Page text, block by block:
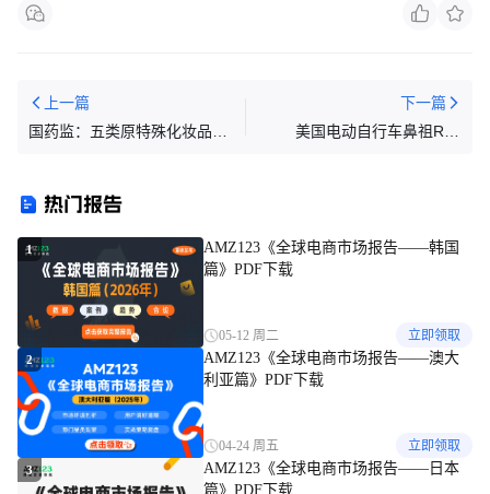
上一篇
国药监：五类原特殊化妆品过
下一篇
美国电动自行车鼻祖Rad
热门报告
1
AMZ123《全球电商市场报告——韩国
篇》PDF下载
05-12 周二 立即领取
2
AMZ123《全球电商市场报告——澳大
利亚篇》PDF下载
04-24 周五 立即领取
3
AMZ123《全球电商市场报告——日本
篇》PDF下载